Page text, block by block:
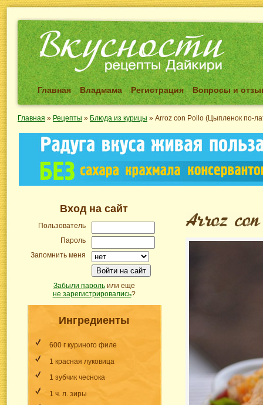
Главная Владмама Регистрация Вопросы и
Главная » Рецепты » Блюда из курицы » Arroz con Pollo (Цыпленок по-
Вход на сайт
Пользователь
Пароль
Запомнить меня
Войти на сайт
Забыли парольили еще
не зарегистрировались?
Ингредиенты
600 г куриного филе
1 красная луковица
1 зубчик чеснока
1 ч. л. зиры